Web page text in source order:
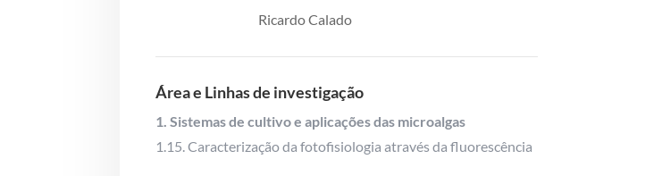
Ricardo Calado
Área e Linhas de investigação
1.Sistemas de cultivo e aplicações das microalgas
1.15. Caracterização da fotofisiologia através da fluorescência